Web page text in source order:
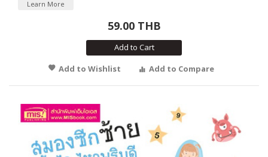
Learn More
59.00 THB
Add to Cart
Add to Wishlist
Add to Compare